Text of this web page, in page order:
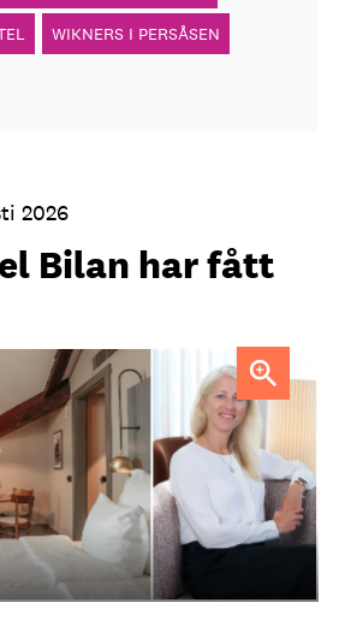
WIKNERS I PERSÅSEN
2026
Bilan har fått
General Manager på Home Hotel